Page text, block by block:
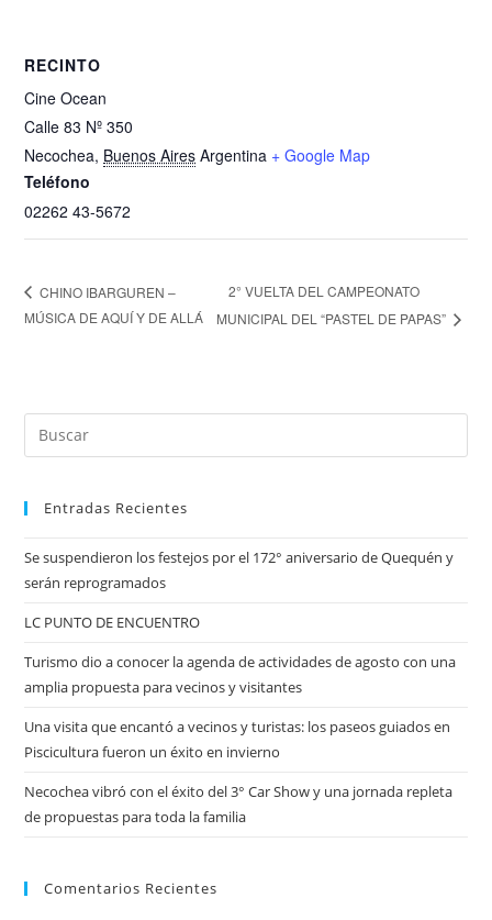
RECINTO
Cine Ocean
Calle 83 Nº 350
Necochea, Buenos Aires Argentina + Google Map
Teléfono
02262 43-5672
CHINO IBARGUREN –
MÚSICA DE AQUÍ Y DE ALLÁ
2° VUELTA DEL CAMPEONATO
MUNICIPAL DEL “PASTEL DE PAPAS”
Entradas Recientes
Se suspendieron los festejos por el 172° aniversario de Quequén y
serán reprogramados
LC PUNTO DE ENCUENTRO
Turismo dio a conocer la agenda de actividades de agosto con una
amplia propuesta para vecinos y visitantes
Una visita que encantó a vecinos y turistas: los paseos guiados en
Piscicultura fueron un éxito en invierno
Necochea vibró con el éxito del 3° Car Show y una jornada repleta
de propuestas para toda la familia
Comentarios Recientes